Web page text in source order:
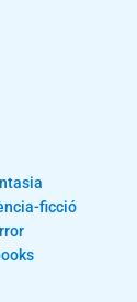
ficció